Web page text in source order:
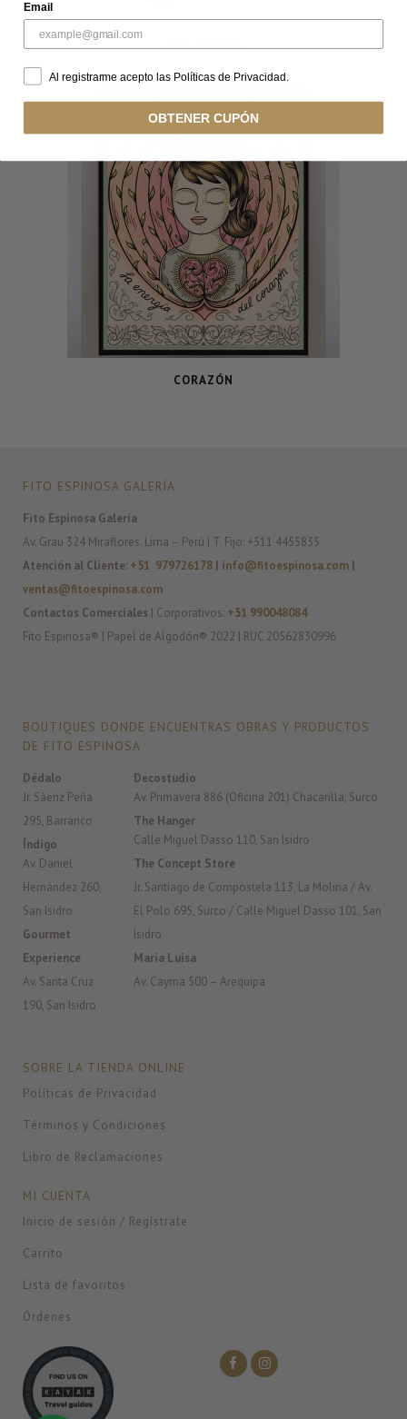
MUG VIENTO
CORAZÓN
FITO ESPINOSA GALERÍA
Fito Espinosa Galería
Av. Grau 324 Miraflores. Lima – Perú | T. Fijo: +511 4455835
Atención al Cliente: +51 979726178 | info@fitoespinosa.com |
ventas@fitoespinosa.com
Contactos Comerciales | Corporativos: +51 990048084
Fito Espinosa® | Papel de Algodón® 2022 | RUC 20562830996
BOUTIQUES DONDE ENCUENTRAS OBRAS Y PRODUCTOS
DE FITO ESPINOSA
Dédalo
Jr. Sáenz Peña
295, Barranco
Índigo
Av. Daniel
Hernández 260,
San Isidro
Gourmet
Experience
Av. Santa Cruz
190, San Isidro
Decostudio
Av. Primavera 886 (Oficina 201) Chacarilla, Surco
The Hanger
Calle Miguel Dasso 110, San Isidro
The Concept Store
Jr. Santiago de Compostela 113, La Molina / Av.
El Polo 695, Surco / Calle Miguel Dasso 101, San
Isidro
Maria Luisa
Av. Cayma 500 – Arequipa
SOBRE LA TIENDA ONLINE
Políticas de Privacidad
Términos y Condiciones
Libro de Reclamaciones
MI CUENTA
Inicio de sesión / Regístrate
Carrito
Lista de favoritos
Órdenes
Email
Al registrarme acepto las Políticas de Privacidad.
OBTENER CUPÓN